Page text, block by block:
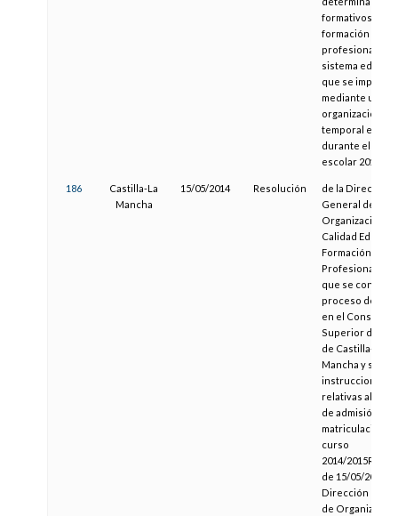
formativos de
formación
profesional del
sistema
que se imparten
mediante una
organización
temporal
durante el
escolar 2013-
186
Castilla-La
Mancha
15/05/2014 Resolución
de la Dirección
General de
Organización,
Calidad
Formación
Profesional, por
que se convoca
proceso de
en el
Superior de
de Castilla-La
Mancha y se
instrucciones
relativas al
de admisión y
matriculación
curso
2014/
de 15/05/2014,
Dirección
de